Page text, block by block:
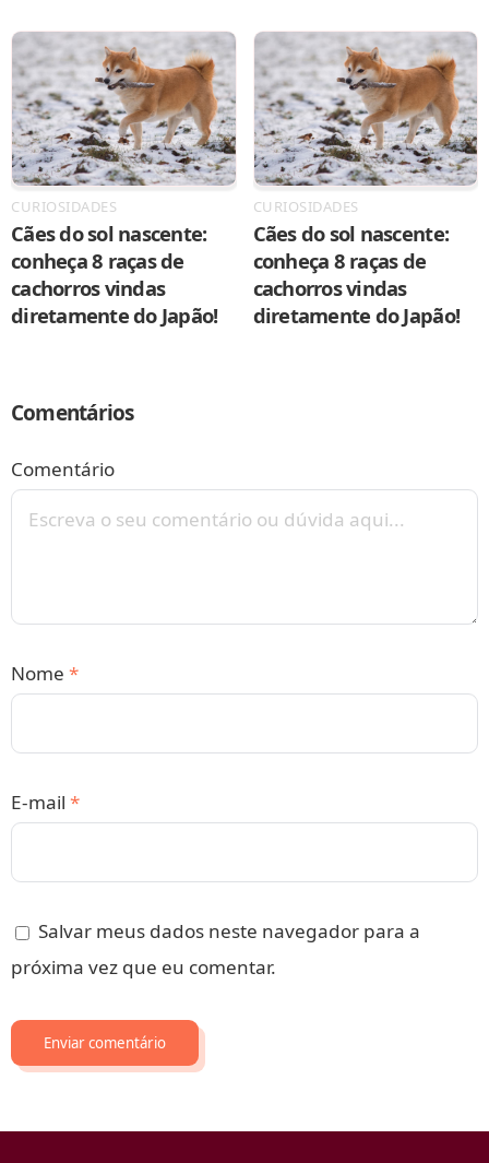
CURIOSIDADES
Cães do sol nascente:
conheça 8 raças de
cachorros vindas
diretamente do Japão!
CURIOSIDADES
Cães do sol nascente:
conheça 8 raças de
cachorros vindas
diretamente do Japão!
Comentários
Comentário
Nome *
E-mail *
Salvar meus dados neste navegador para a
próxima vez que eu comentar.